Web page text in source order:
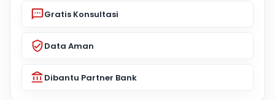
Gratis Konsultasi
Data Aman
Dibantu Partner Bank